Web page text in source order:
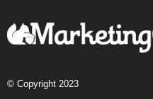
© Copyright 2023